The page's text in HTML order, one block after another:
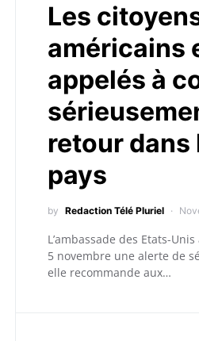
Les
américains
appelés à
retour dans
pays
by Redaction Télé Pluriel
L’ambassade des Etats-
5 novembre une alerte de
elle recommande aux…